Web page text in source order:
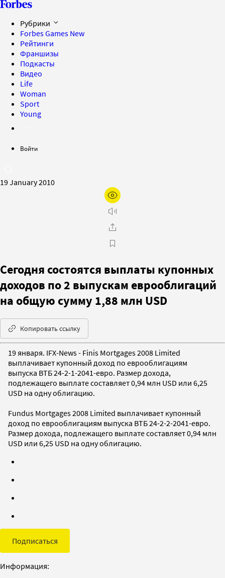
Рубрики
Forbes Games New
Рейтинги
Франшизы
Подкасты
Видео
Life
Woman
Sport
Young
Войти
19 January 2010
Сегодня состоятся выплаты купонных
доходов по 2 выпускам еврооблигаций
на общую сумму 1,88 млн USD
Копировать ссылку
19 января. IFX-News - Finis Mortgages 2008 Limited
выплачивает купонный доход по еврооблигациям
выпуска ВТБ 24-2-1-2041-евро. Размер дохода,
подлежащего выплате составляет 0,94 млн USD или 6,25
USD на одну облигацию.
Fundus Mortgages 2008 Limited выплачивает купонный
доход по еврооблигациям выпуска ВТБ 24-2-2-2041-евро.
Размер дохода, подлежащего выплате составляет 0,94 млн
USD или 6,25 USD на одну облигацию.
Подписаться
Информация: